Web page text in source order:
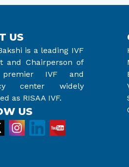
US
is a leading IVF
and Chairperson of
premier IVF and
center widely
as RISAA IVF.
US